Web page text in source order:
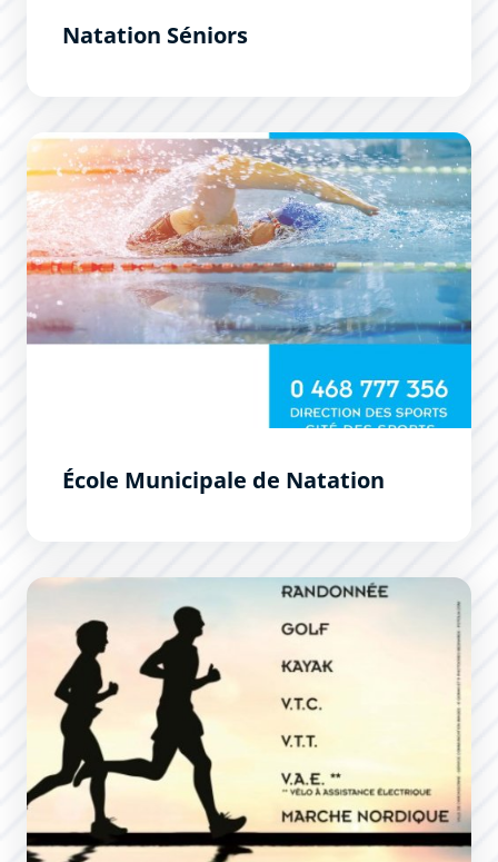
Natation Séniors
École Municipale de Natation
École Municipale de Natation
En pleine forme après 50 ans